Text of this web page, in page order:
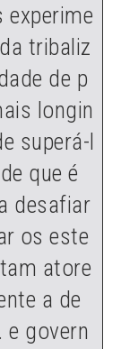
experime
tribaliz
de p
longin
superá-l
que é
desafiar
os este
atore
a de
govern